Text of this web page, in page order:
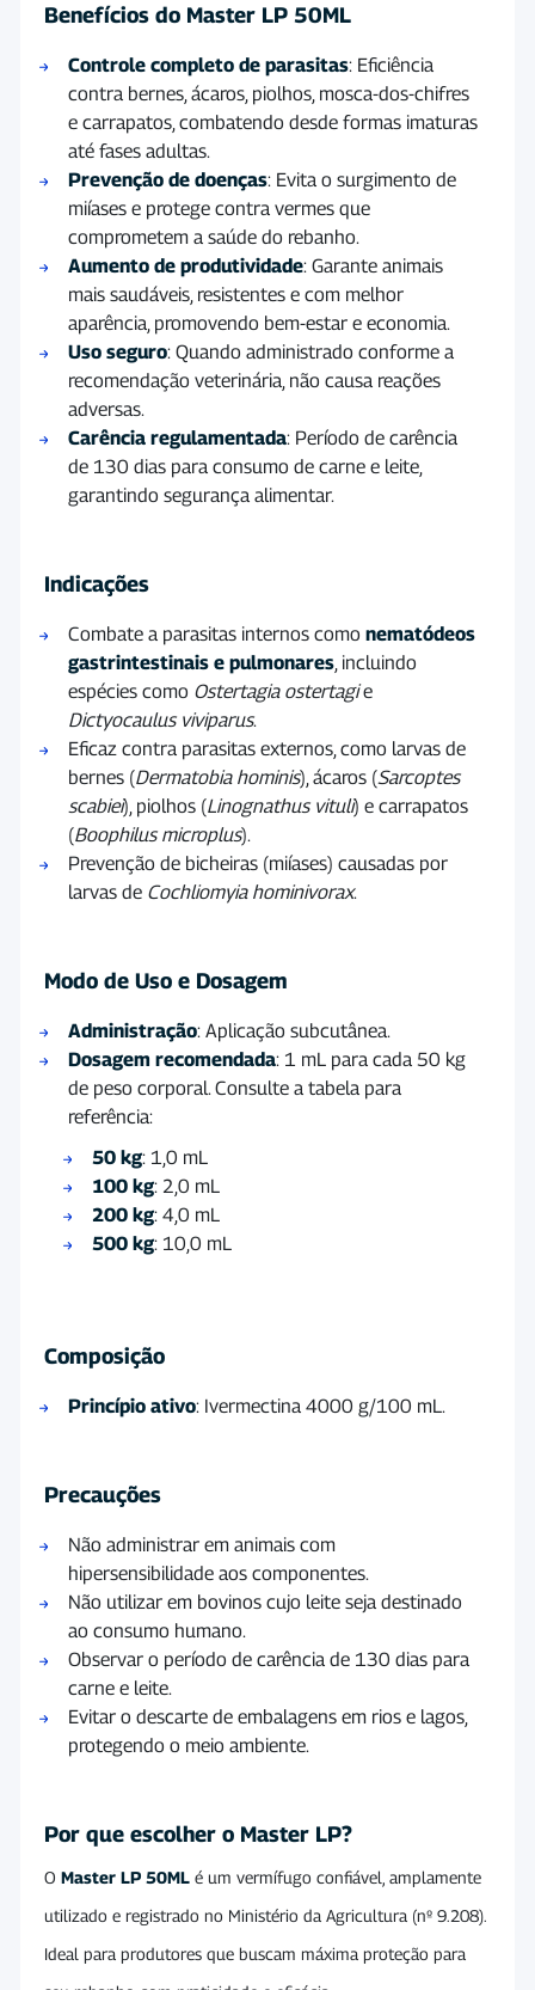
Benefícios do Master LP 50ML
Controle completo de parasitas: Eficiência
contra bernes, ácaros, piolhos, mosca-dos-chifres
e carrapatos, combatendo desde formas imaturas
até fases adultas.
Prevenção de doenças: Evita o surgimento de
miíases e protege contra vermes que
comprometem a saúde do rebanho.
Aumento de produtividade: Garante animais
mais saudáveis, resistentes e com melhor
aparência, promovendo bem-estar e economia.
Uso seguro: Quando administrado conforme a
recomendação veterinária, não causa reações
adversas.
Carência regulamentada: Período de carência
de 130 dias para consumo de carne e leite,
garantindo segurança alimentar.
Indicações
Combate a parasitas internos como nematódeos
gastrintestinais e pulmonares , incluindo
espécies como Ostertagia ostertagie
Dictyocaulus viviparus.
Eficaz contra parasitas externos, como larvas de
bernes (Dermatobia hominis), ácaros (Sarcoptes
scabiei), piolhos (Linognathus vituli) e carrapatos
(Boophilus microplus).
Prevenção de bicheiras (miíases) causadas por
larvas de Cochliomyia hominivorax.
Modo de Uso e Dosagem
Administração: Aplicação subcutânea.
Dosagem recomendada: 1 mL para cada 50 kg
de peso corporal. Consulte a tabela para
referência:
50 kg: 1,0 mL
100 kg: 2,0 mL
200 kg: 4,0 mL
500 kg: 10,0 mL
Composição
Princípio ativo: Ivermectina 4000 g/100 mL.
Precauções
Não administrar em animais com
hipersensibilidade aos componentes.
Não utilizar em bovinos cujo leite seja destinado
ao consumo humano.
Observar o período de carência de 130 dias para
carne e leite.
Evitar o descarte de embalagens em rios e lagos,
protegendo o meio ambiente.
Por que escolher o Master LP?
O Master LP 50ML é um vermífugo confiável, amplamente
utilizado e registrado no Ministério da Agricultura (nº 9.208).
Ideal para produtores que buscam máxima proteção para